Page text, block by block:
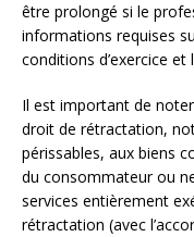
être prolongé si le
informations requises
conditions d’exercice
Il est important de
droit de rétractation,
périssables, aux biens
du consommateur ou
services entièrement
rétractation (avec